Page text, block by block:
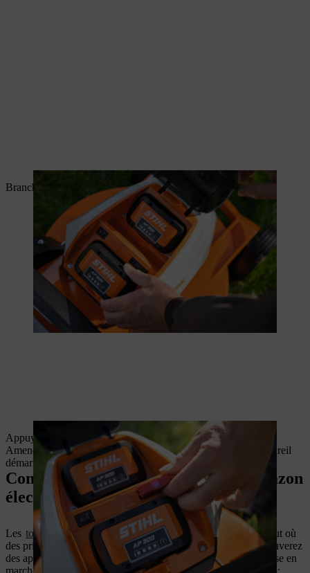
Branchez à présent le fusible de sécurité.
Appuyez sur le bouton de démarrage et maintenez-le enfoncé.
Amenez l’arceau de coupure du moteur vers le guidon ; l’appareil
démarre.
Comment démarrer une tondeuse à gazon
électrique
Les tondeuses à gazon électriquespeuvent être utilisées partout où
des prises électriques sont disponibles. Chez STIHL, vous trouverez
des appareils adaptés aux petites et moyennes pelouses. La mise en
marche d’une tondeuse électrique est un véritable jeu d’enfant :